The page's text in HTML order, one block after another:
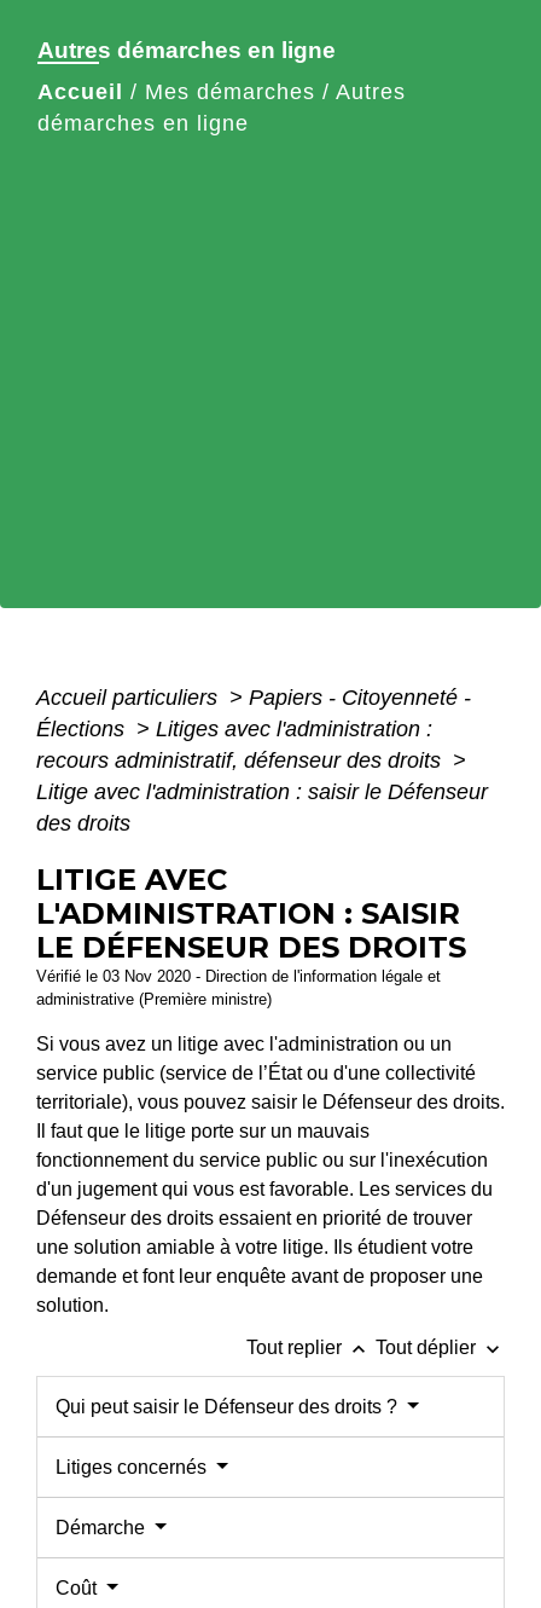
Autres démarches en ligne
Accueil / Mes démarches / Autres
démarches en ligne
Accueil particuliers > Papiers - Citoyenneté -
Élections > Litiges avec l'administration :
recours administratif, défenseur des droits >
Litige avec l'administration : saisir le Défenseur
des droits
LITIGE AVEC
L'ADMINISTRATION : SAISIR
LE DÉFENSEUR DES DROITS
Vérifié le 03 Nov 2020 - Direction de l'information légale et
administrative (Première ministre)
Si vous avez un litige avec l'administration ou un
service public (service de l’État ou d'une collectivité
territoriale), vous pouvez saisir le Défenseur des droits.
Il faut que le litige porte sur un mauvais
fonctionnement du service public ou sur l'inexécution
d'un jugement qui vous est favorable. Les services du
Défenseur des droits essaient en priorité de trouver
une solution amiable à votre litige. Ils étudient votre
demande et font leur enquête avant de proposer une
solution.
Tout replier keyboard_arrow_up Tout déplier keyboard_arrow_down
Qui peut saisir le Défenseur des droits ?
Litiges concernés
Démarche
Coût